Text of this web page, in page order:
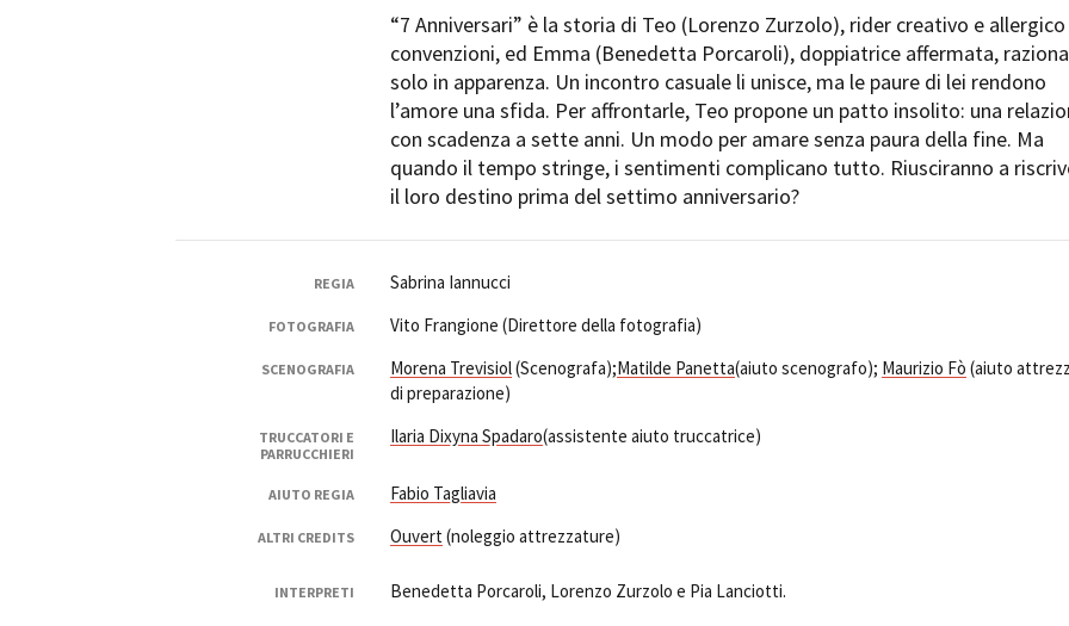
FILM FUNDS
Piemonte Film Tv Fund
Piemonte Film Tv Development Fund
Piemonte Doc Film Fund
Short Film Fund
Anteprime in Piemonte
TFI Torino Film Industry - Production
Days
Avenue Cove - Erasmus +
Guarda che storia!
La Grazia - Immagini e location della
Torino di Paolo Sorrentino
Ciak in TOur!
Location
Lavora
Stage -
Elenco
Amministrazione trasparente Bandi e gare Contatti Privacy Cookie policy Whistleblowing
“7 Anniversari” è la storia di Teo (Lorenzo Zurzolo), rider creativo e
convenzioni, ed Emma (Benedetta Porcaroli), doppiatrice affermata,
solo in apparenza. Un incontro casuale li unisce, ma le paure di lei rendono
l’amore una sfida. Per affrontarle, Teo propone un patto insolito: una
con scadenza a sette anni. Un modo per amare senza paura della fine. Ma
quando il tempo stringe, i sentimenti complicano tutto. Riusciranno a
il loro destino prima del settimo anniversario?
REGIA Sabrina Iannucci
FOTOGRAFIA Vito Frangione (Direttore della fotografia)
SCENOGRAFIA Morena Trevisiol(Scenografa);Matilde Panetta(aiuto scenografo); Maurizio Fò (aiuto
di preparazione)
TRUCCATORI E
PARRUCCHIERI
Ilaria Dixyna Spadaro(assistente aiuto truccatrice)
AIUTO REGIA Fabio Tagliavia
ALTRI CREDITS Ouvert(noleggio attrezzature)
INTERPRETI Benedetta Porcaroli, Lorenzo Zurzolo e Pia Lanciotti.